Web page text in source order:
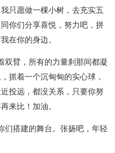
只愿做一棵小树，去充实五
你们分享喜悦，努力吧，拼
在你的身边。
双臂，所有的力量刹那间都凝
抓着一个沉甸甸的实心球，
投远，都没关系，只要你努
来比！加油。
们搭建的舞台。张扬吧，年轻